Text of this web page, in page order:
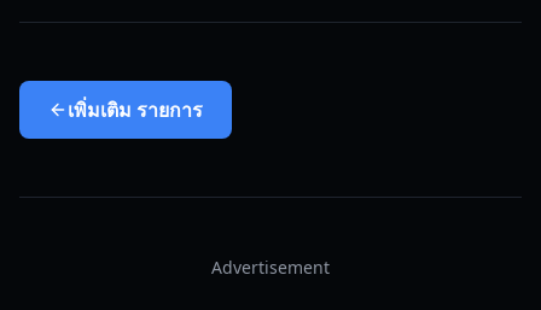
เพิ่มเติม รายการ
Advertisement